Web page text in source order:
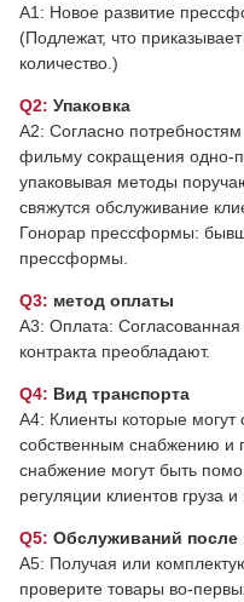
A1: Новое развитие
(Подлежат, что
количество.)
Q2: Упаковка
A2: Согласно
фильму сокращения одно-
упаковывая методы
свяжутся обслуживание
Гонорар прессформы:
прессформы.
Q3: метод оплаты
A3: Оплата:
контракта преобладают.
Q4: Вид транспорта
A4: Клиенты которые могут
собственным снабжению и
снабжение могут быть
регуляции клиентов груза
Q5: Обслуживаний после
A5: Получая или
проверите товары во-